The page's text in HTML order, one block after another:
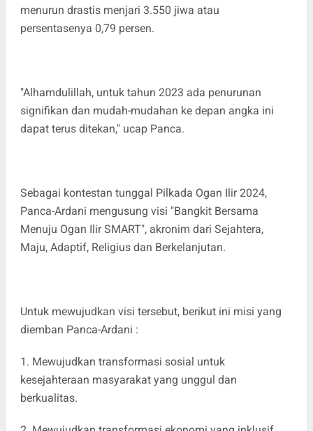
menurun drastis menjari 3.550 jiwa atau
persentasenya 0,79 persen.
"Alhamdulillah, untuk tahun 2023 ada penurunan
signifikan dan mudah-mudahan ke depan angka ini
dapat terus ditekan," ucap Panca.
Sebagai kontestan tunggal Pilkada Ogan Ilir 2024,
Panca-Ardani mengusung visi "Bangkit Bersama
Menuju Ogan Ilir SMART", akronim dari Sejahtera,
Maju, Adaptif, Religius dan Berkelanjutan.
Untuk mewujudkan visi tersebut, berikut ini misi yang
diemban Panca-Ardani :
1. Mewujudkan transformasi sosial untuk
kesejahteraan masyarakat yang unggul dan
berkualitas.